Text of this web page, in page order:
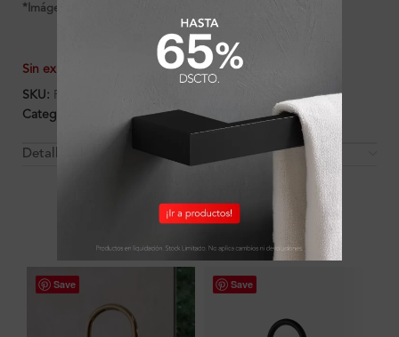
*Imágenes referenciales
Sin existencias
SKU: FA14901
Categorías:
Ambientes, Cocina, Griferías
Detalles y Material
OTROS PRODUCTOS QUE PUEDEN
INTERESARTE
Save Save